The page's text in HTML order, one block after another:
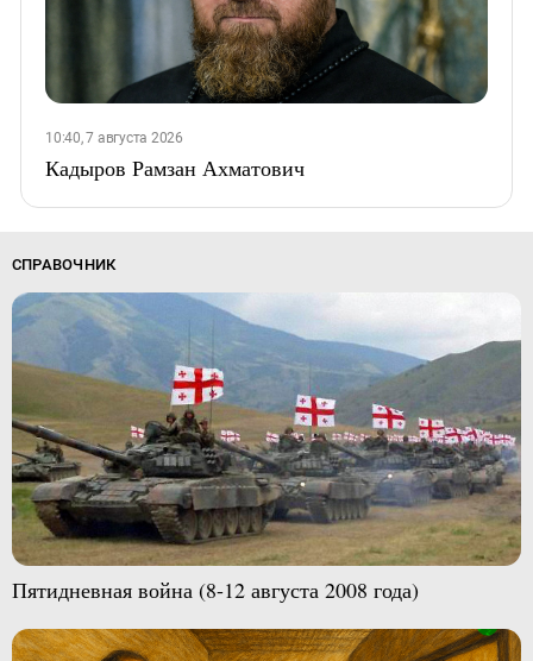
10:40, 7 августа 2026
Кадыров Рамзан Ахматович
СПРАВОЧНИК
Пятидневная война (8-12 августа 2008 года)